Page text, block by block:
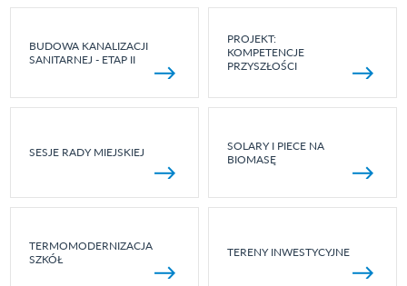
BUDOWA KANALIZACJI
SANITARNEJ - ETAP II
PROJEKT:
KOMPETENCJE
PRZYSZŁOŚCI
SESJE RADY MIEJSKIEJ
SOLARY I PIECE NA
BIOMASĘ
TERMOMODERNIZACJA
SZKÓŁ
TERENY INWESTYCYJNE